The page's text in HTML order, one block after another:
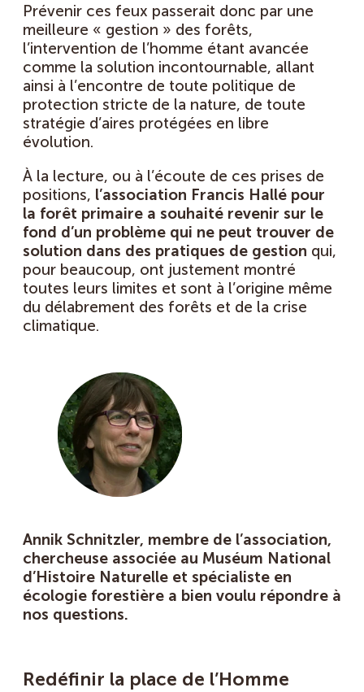
Prévenir ces feux passerait donc par une
meilleure « gestion » des forêts,
l’intervention de l’homme étant avancée
comme la solution incontournable, allant
ainsi à l’encontre de toute politique de
protection stricte de la nature, de toute
stratégie d’aires protégées en libre
évolution.
À la lecture, ou à l’écoute de ces prises de
positions, l’association Francis Hallé pour
la forêt primaire a souhaité revenir sur le
fond d’un problème qui ne peut trouver de
solution dans des pratiques de gestion qui,
pour beaucoup, ont justement montré
toutes leurs limites et sont à l’origine même
du délabrement des forêts et de la crise
climatique.
Annik Schnitzler, membre de l’association,
chercheuse associée au Muséum National
d’Histoire Naturelle et spécialiste en
écologie forestière a bien voulu répondre à
nos questions.
Redéfinir la place de l’Homme